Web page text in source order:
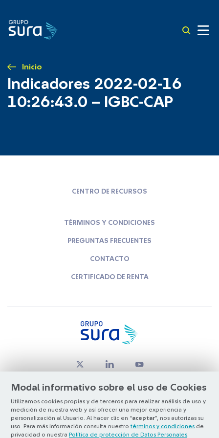
Inicio
Indicadores 2022-02-16
10:26:43.0 – IGBC-CAP
Modal informativo sobre el uso de Cookies
Utilizamos cookies propias y de terceros para realizar análisis de uso y
medición de nuestra web y así ofrecer una mejor experiencia y
personalización al Usuario. Al hacer clic en “aceptar”, nos autorizas su
uso. Para más información consulta nuestro términos y condiciones de
privacidad o nuestra Política de protección de Datos Personales
CENTRO DE RECURSOS
TÉRMINOS Y CONDICIONES
PREGUNTAS FRECUENTES
CONTACTO
CERTIFICADO DE RENTA
© Copyright Grupo SURA 2026